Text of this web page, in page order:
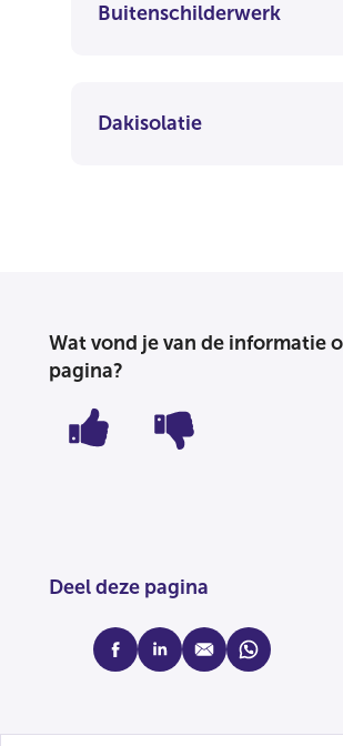
Buitenschilderwerk
Dakisolatie
Wat vond je van de informatie
pagina?
Deel deze pagina
facebooklinkedinmail whatsapp